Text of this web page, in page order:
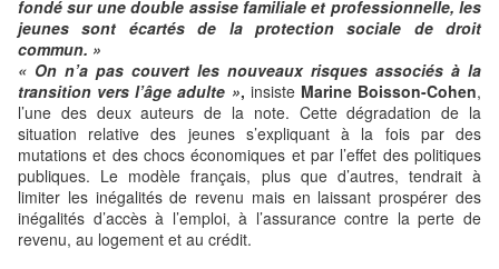
fondé sur une double assise familiale et professionnelle, les
jeunes sont écartés de la protection sociale de droit
commun. »
« On n’a pas couvert les nouveaux risques associés à la
transition vers l’âge adulte », insiste Marine Boisson-Cohen,
l’une des deux auteurs de la note. Cette dégradation de la
situation relative des jeunes s’expliquant à la fois par des
mutations et des chocs économiques et par l’effet des politiques
publiques. Le modèle français, plus que d’autres, tendrait à
limiter les inégalités de revenu mais en laissant prospérer des
inégalités d’accès à l’emploi, à l’assurance contre la perte de
revenu, au logement et au crédit.